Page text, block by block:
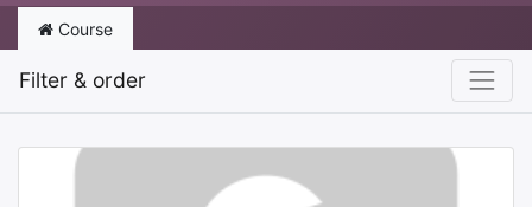
Course
Filter & order